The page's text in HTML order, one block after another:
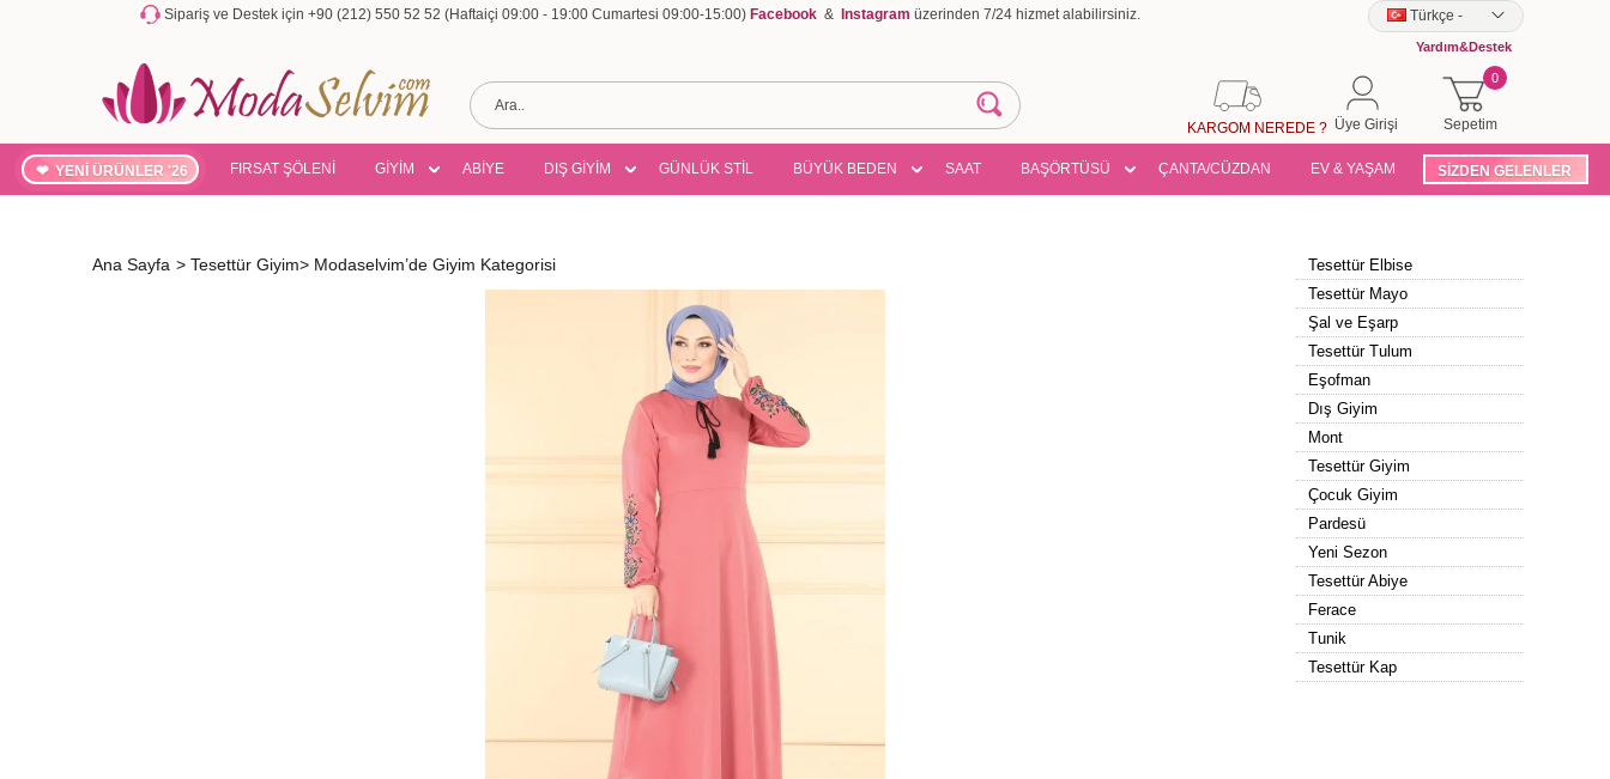
Sipariş ve Destek için +90 (212) 550 52 52 (Haftaiçi 09:00 - 19:00 Cumartesi 09:00-15:00) Facebook & Instagram üzerinden 7/24 hizmet alabilirsiniz. Türkçe -
Yardım&Destek
Sepetim
0
Üye Girişi
KARGOM NEREDE ?
YENİ ÜRÜNLER '26 FIRSAT ŞÖLENİ GİYİM ABİYE DIŞ GİYİM GÜNLÜK STİL BÜYÜK BEDEN SAAT BAŞÖRTÜSÜ ÇANTA/CÜZDAN EV & YAŞAM SİZDEN GELENLER
Ana Sayfa > Tesettür Giyim> Modaselvim’de Giyim Kategorisi
Tesettür Elbise
Tesettür Mayo
Şal ve Eşarp
Tesettür Tulum
Eşofman
Dış Giyim
Mont
Tesettür Giyim
Çocuk Giyim
Pardesü
Yeni Sezon
Tesettür Abiye
Ferace
Tunik
Tesettür Kap